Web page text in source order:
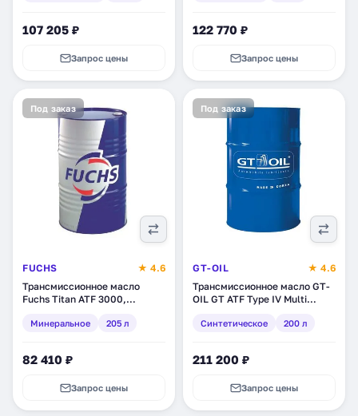
107 205 ₽
Запрос цены
122 770 ₽
Запрос цены
Под заказ
FUCHS
★ 4.6
Трансмиссионное масло
Fuchs Titan ATF 3000,
(1780300002)
Минеральное 205 л
82 410 ₽
Запрос цены
Под заказ
GT-OIL
★ 4.6
Трансмиссионное масло GT-
OIL GT ATF Type IV Multi
(8809059408940)
Синтетическое 200 л
211 200 ₽
Запрос цены